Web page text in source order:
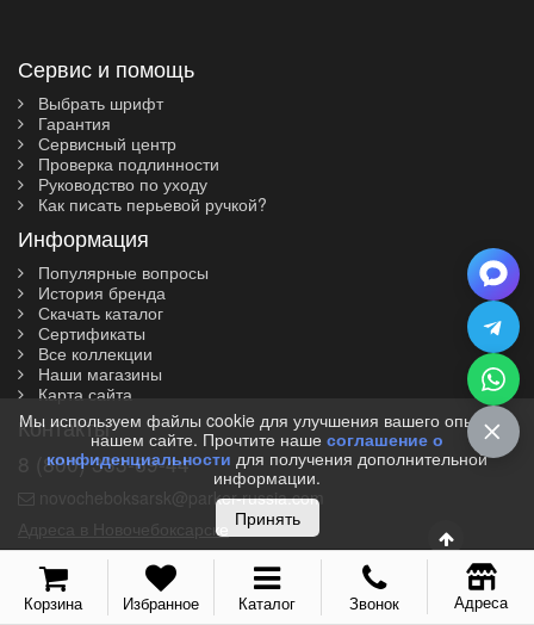
Сервис и помощь
Выбрать шрифт
Гарантия
Сервисный центр
Проверка подлинности
Руководство по уходу
Как писать перьевой ручкой?
Информация
Популярные вопросы
История бренда
Скачать каталог
Сертификаты
Все коллекции
Наши магазины
Карта сайта
Контакты
8 (800) 333-69-44
novocheboksarsk@parker-russia.com
Адреса в Новочебоксарске
© 2010-2026 I Parker-Russia.com I Официальный дилер
Корзина Избранное Каталог Звонок Адреса
Мы используем файлы cookie для улучшения вашего опыта на
нашем сайте. Прочтите наше соглашение о
конфиденциальности для получения дополнительной
информации.
Принять